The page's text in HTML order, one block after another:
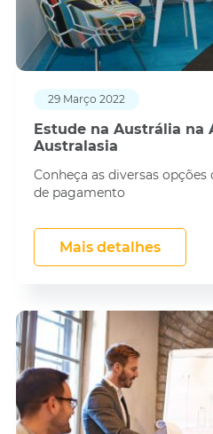
29 Março 2022
Estude na Austrália na
Australasia
Conheça as diversas
de pagamento
Mais detalhes